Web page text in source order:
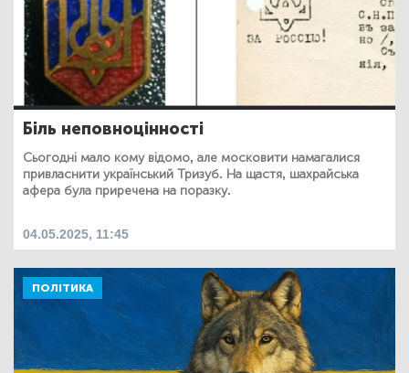
Біль неповноцінності
Сьогодні мало кому відомо, але московити намагалися
привласнити український Тризуб. На щастя, шахрайська
афера була приречена на поразку.
04.05.2025, 11:45
ПОЛІТИКА